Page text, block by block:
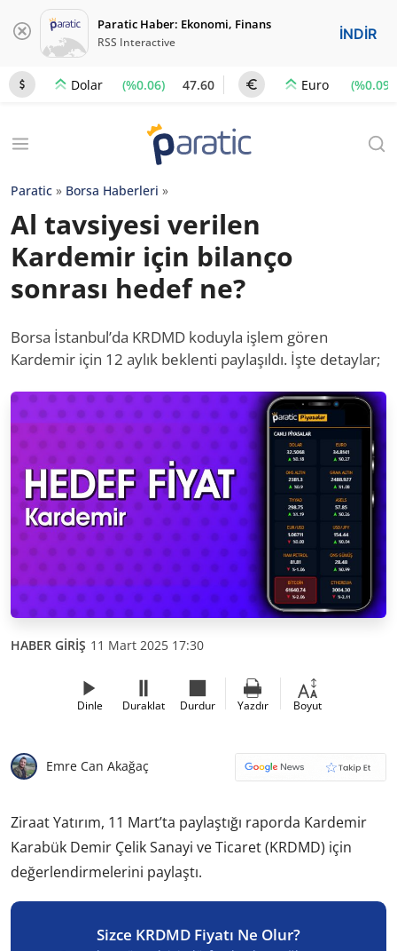
Paratic Haber: Ekonomi, Finans
RSS Interactive İNDİR
Dolar (%0.06) 47.60 Euro (%0.09)
Paratic » Borsa Haberleri »
Al tavsiyesi verilen
Kardemir için bilanço
sonrası hedef ne?
Borsa İstanbul’da KRDMD koduyla işlem gören
Kardemir için 12 aylık beklenti paylaşıldı. İşte detaylar;
HABER GİRİŞ 11 Mart 2025 17:30
Dinle Duraklat Durdur Yazdır Boyut
Emre Can Akağaç
Ziraat Yatırım, 11 Mart’ta paylaştığı raporda Kardemir
Karabük Demir Çelik Sanayi ve Ticaret (KRDMD) için
değerlendirmelerini paylaştı.
Sizce KRDMD Fiyatı Ne Olur?